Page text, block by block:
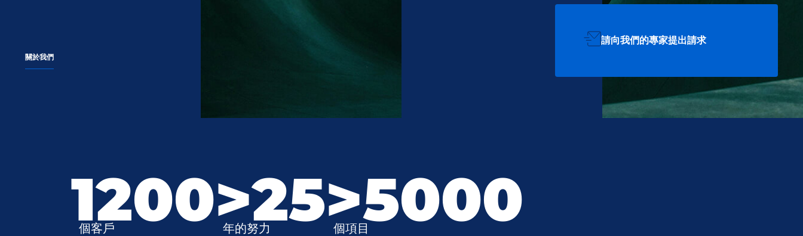
請向我們的專家提出請求
關於我們
1200
個客戶 >25
年的努力 >5000
個項目